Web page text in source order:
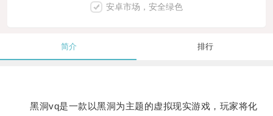
安卓市场，安全绿色
简介 排行
黑洞vq是一款以黑洞为主题的虚拟现实游戏，玩家将化